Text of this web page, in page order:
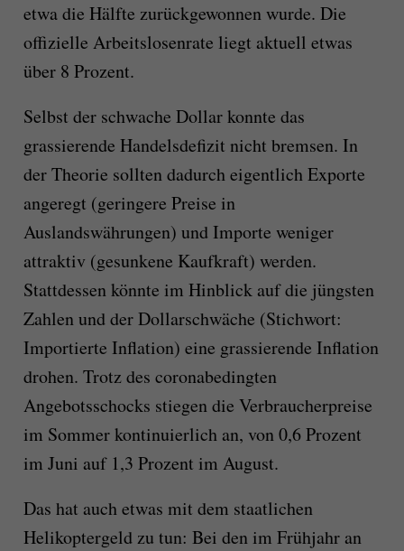
etwa die Hälfte zurückgewonnen wurde. Die
offizielle Arbeitslosenrate liegt aktuell etwas
über 8 Prozent.
Selbst der schwache Dollar konnte das
grassierende Handelsdefizit nicht bremsen. In
der Theorie sollten dadurch eigentlich Exporte
angeregt (geringere Preise in
Auslandswährungen) und Importe weniger
attraktiv (gesunkene Kaufkraft) werden.
Stattdessen könnte im Hinblick auf die jüngsten
Zahlen und der Dollarschwäche (Stichwort:
Importierte Inflation) eine grassierende Inflation
drohen. Trotz des coronabedingten
Angebotsschocks stiegen die Verbraucherpreise
im Sommer kontinuierlich an, von 0,6 Prozent
im Juni auf 1,3 Prozent im August.
Das hat auch etwas mit dem staatlichen
Helikoptergeld zu tun: Bei den im Frühjahr an